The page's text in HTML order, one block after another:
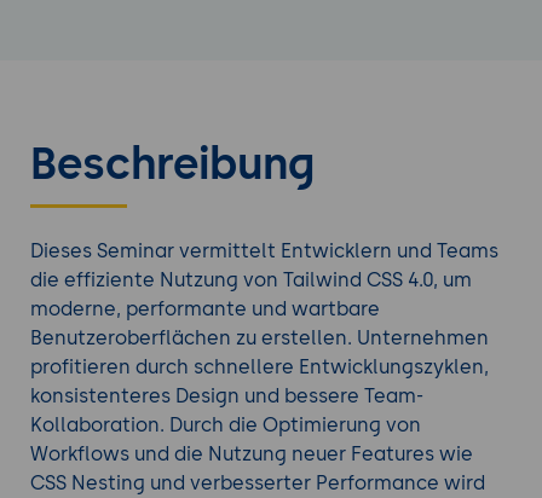
Beschreibung
Dieses Seminar vermittelt Entwicklern und Teams
die effiziente Nutzung von Tailwind CSS 4.0, um
moderne, performante und wartbare
Benutzeroberflächen zu erstellen. Unternehmen
profitieren durch schnellere Entwicklungszyklen,
konsistenteres Design und bessere Team-
Kollaboration. Durch die Optimierung von
Workflows und die Nutzung neuer Features wie
CSS Nesting und verbesserter Performance wird